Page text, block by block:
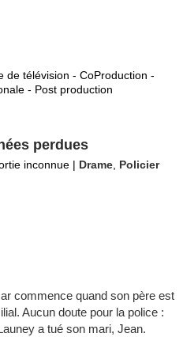
de télévision - CoProduction -
- Post production
perdues
inconnue | Drame Policier
commence quand son père est
Aucun doute pour la police :
a tué son mari, Jean.